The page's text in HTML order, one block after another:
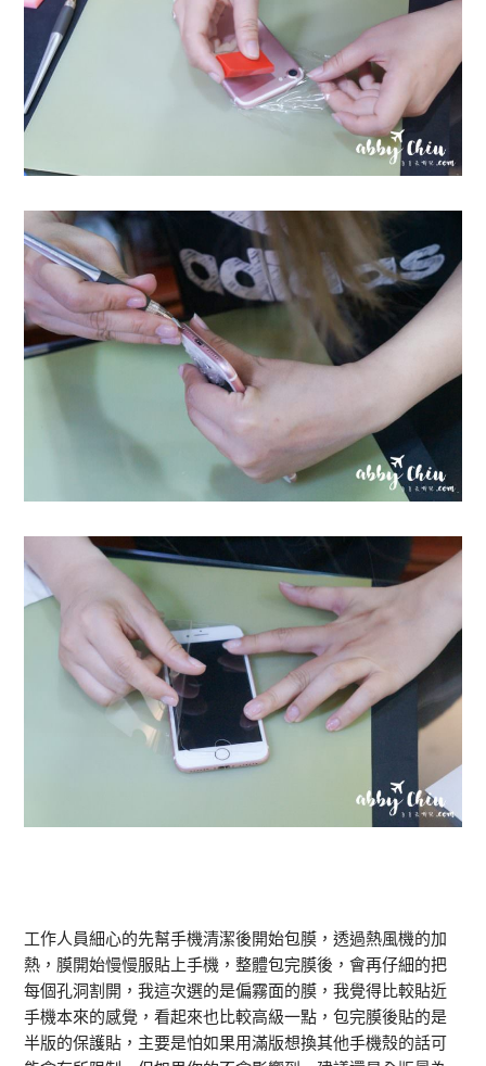
工作人員細心的先幫手機清潔後開始包膜，透過熱風機的加
熱，膜開始慢慢服貼上手機，整體包完膜後，會再仔細的把
每個孔洞割開，我這次選的是偏霧面的膜，我覺得比較貼近
手機本來的感覺，看起來也比較高級一點，包完膜後貼的是
半版的保護貼，主要是怕如果用滿版想換其他手機殼的話可